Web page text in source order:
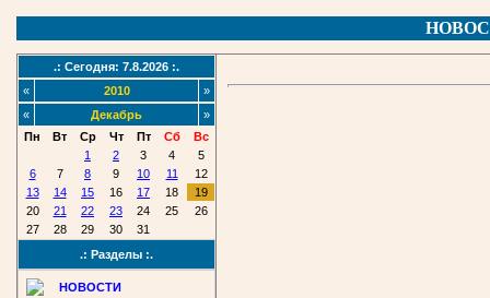
.: Сегодня: 7.8.2026 :.
«
2010
»
«
Декабрь
»
Пн
Вт Ср Чт Пт Сб
Вс
1
2 3 4
5
6
7 8 9 10 11
12
13
14 15 16 17 18
19
20
21 22 23 24 25
26
27
28 29 30
31
.: Разделы :.
НОВОСТИ